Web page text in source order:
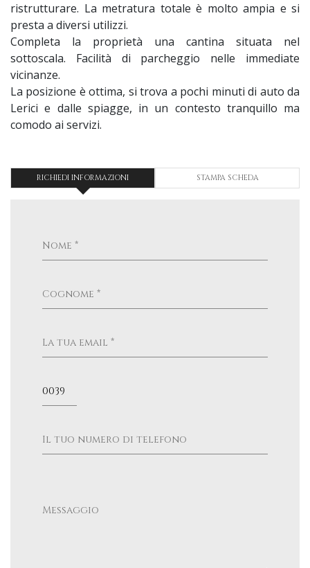
ristrutturare. La metratura totale è molto ampia e si
presta a diversi utilizzi.
Completa la proprietà una cantina situata nel
sottoscala. Facilità di parcheggio nelle immediate
vicinanze.
La posizione è ottima, si trova a pochi minuti di auto da
Lerici e dalle spiagge, in un contesto tranquillo ma
comodo ai servizi.
RICHIEDI INFORMAZIONI STAMPA SCHEDA